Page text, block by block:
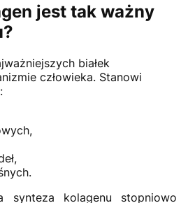
jest tak ważny
białek
człowieka. Stanowi
synteza kolagenu stopniowo